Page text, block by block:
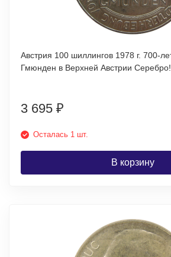
Австрия 100 шиллингов 1978 г. 700-летие города
Гмюнден в Верхней Австрии Серебро!
3 695 ₽
Осталась 1 шт.
В корзину